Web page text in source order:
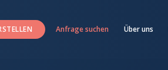
Anfrage suchen Über uns